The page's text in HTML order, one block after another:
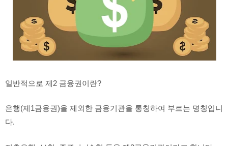
일반적으로 제2 금융권이란?
은행(제1금융권)을 제외한 금융기관을 통칭하여 부르는 명칭입니
다.